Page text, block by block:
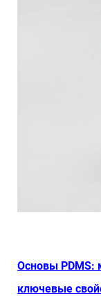
Основы PDMS:
ключевые